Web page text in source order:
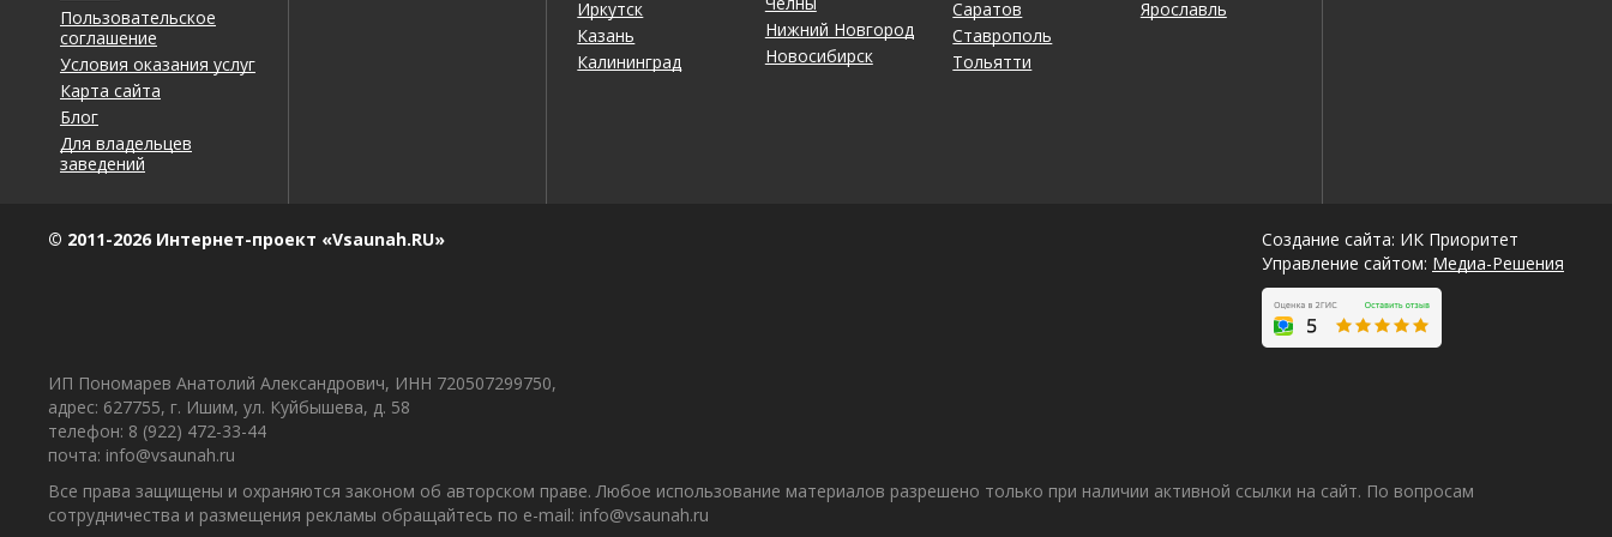
Пользовательское
соглашение
Условия оказания услуг
Карта сайта
Блог
Для владельцев
заведений
Иркутск
Казань
Калининград
Нижний Новгород
Новосибирск
Саратов
Ставрополь
Тольятти
Ярославль
© 2011-2026 Интернет-проект «Vsaunah.RU»
Создание сайта: ИК Приоритет
Управление сайтом: Медиа-Решения
ИП Пономарев Анатолий Александрович, ИНН 720507299750,
адрес: 627755, г. Ишим, ул. Куйбышева, д. 58
телефон: 8 (922) 472-33-44
почта: info@vsaunah.ru
Все права защищены и охраняются законом об авторском праве. Любое использование материалов разрешено только при наличии активной ссылки на сайт. По вопросам
сотрудничества и размещения рекламы обращайтесь по e-mail: info@vsaunah.ru